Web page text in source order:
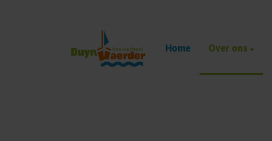
Home Over ons